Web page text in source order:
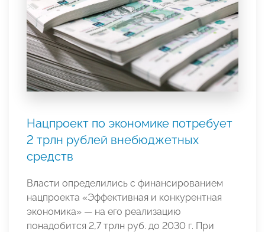
Нацпроект по экономике потребует
2 трлн рублей внебюджетных
средств
Власти определились с финансированием
нацпроекта «Эффективная и конкурентная
экономика» — на его реализацию
понадобится 2,7 трлн руб. до 2030 г. При